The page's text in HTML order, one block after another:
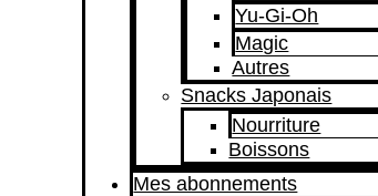
Yu-Gi-Oh
Magic
Autres
Snacks Japonais
Nourriture
Boissons
Mes abonnements